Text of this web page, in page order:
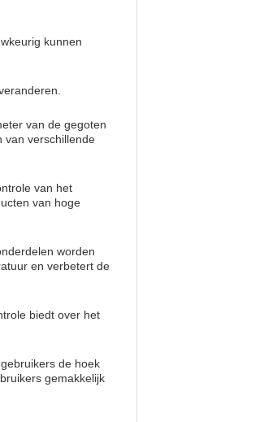
kunnen
van de gegoten
van verschillende
van het
van hoge
worden
en verbetert de
biedt over het
de hoek
gemakkelijk